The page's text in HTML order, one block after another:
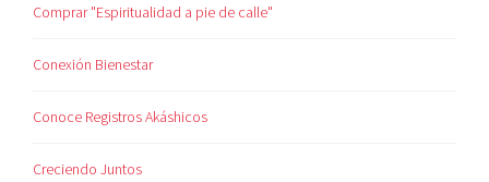
Comprar "Espiritualidad a pie de calle"
Conexión Bienestar
Conoce Registros Akáshicos
Creciendo Juntos